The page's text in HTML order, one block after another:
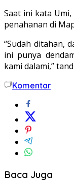
Saat ini kata
penahanan di
“Sudah ditahan,
ini punya
kami dalami,”
Komentar
Baca Juga